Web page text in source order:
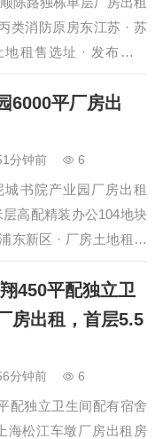
类消防原房东江苏 · 苏
租售选址 · 发布日期
山花桥镇顺陈路一线一
房进入招租期，建筑面
配备到位，配电容量充
，距G2京沪高速花桥出
6000平厂房出
分钟前 6
城书院产业园厂房出租
高配精装办公104地块
东新区 · 厂房土地租售
2026年8月6日浦东新区
与书院镇多个产业园集
泥城产业园6000平方米
450平配独立卫
房出租，首层5.5
分钟前 6
配独立卫生间配有宿舍
海松江车墩厂房出租房